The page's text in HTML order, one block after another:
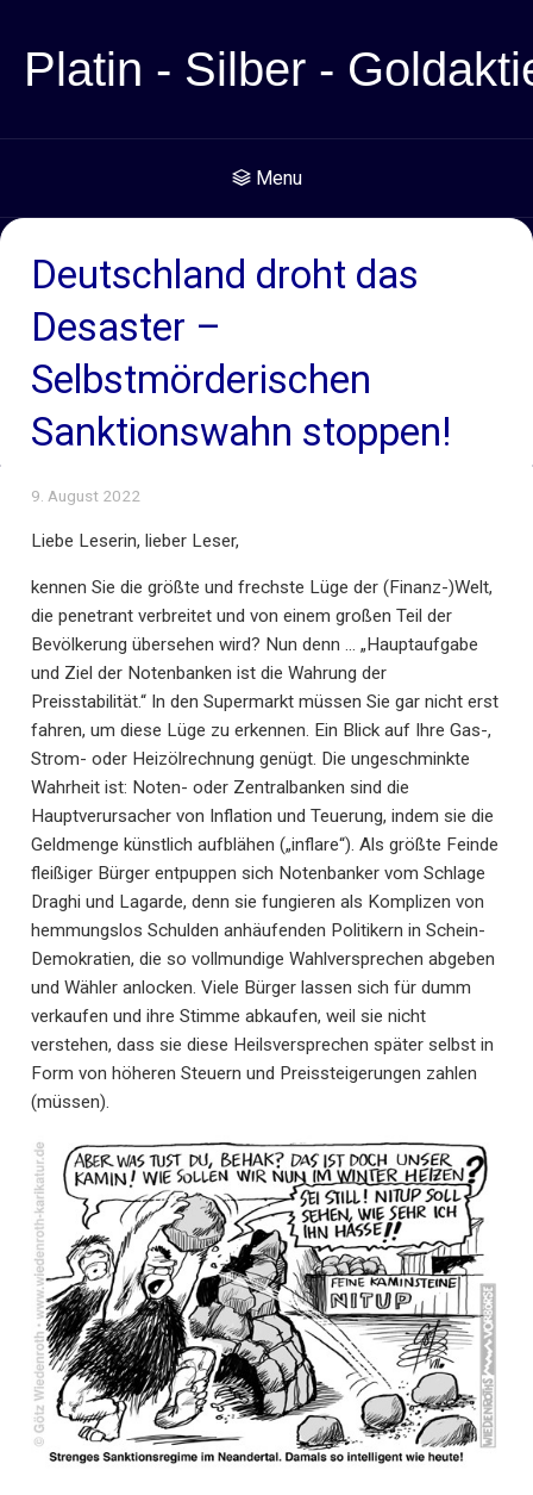
Platin - Silber -
Menu
Deutschland droht das
Desaster –
Selbstmörderischen
Sanktionswahn stoppen!
9. August 2022
Liebe Leserin, lieber Leser,
kennen Sie die größte und frechste Lüge der (Finanz-)Welt,
die penetrant verbreitet und von einem großen Teil der
Bevölkerung übersehen wird? Nun denn … „Hauptaufgabe
und Ziel der Notenbanken ist die Wahrung der
Preisstabilität.“ In den Supermarkt müssen Sie gar nicht erst
fahren, um diese Lüge zu erkennen. Ein Blick auf Ihre Gas-,
Strom- oder Heizölrechnung genügt. Die ungeschminkte
Wahrheit ist: Noten- oder Zentralbanken sind die
Hauptverursacher von Inflation und Teuerung, indem sie die
Geldmenge künstlich aufblähen („inflare“). Als größte Feinde
fleißiger Bürger entpuppen sich Notenbanker vom Schlage
Draghi und Lagarde, denn sie fungieren als Komplizen von
hemmungslos Schulden anhäufenden Politikern in Schein-
Demokratien, die so vollmundige Wahlversprechen abgeben
und Wähler anlocken. Viele Bürger lassen sich für dumm
verkaufen und ihre Stimme abkaufen, weil sie nicht
verstehen, dass sie diese Heilsversprechen später selbst in
Form von höheren Steuern und Preissteigerungen zahlen
(müssen).